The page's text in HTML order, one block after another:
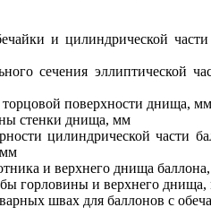
и цилиндрической
сечения эллиптической
торцовой поверхности днища,
стенки днища, мм
цилиндрической части
и верхнего днища
горловины и верхнего
швах для баллонов с